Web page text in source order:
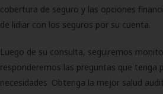
cobertura de seguro y las opciones
de lidiar con los seguros por su cuenta.
Luego de su consulta, seguiremos
responderemos las preguntas que tenga
necesidades. Obtenga la mejor salud